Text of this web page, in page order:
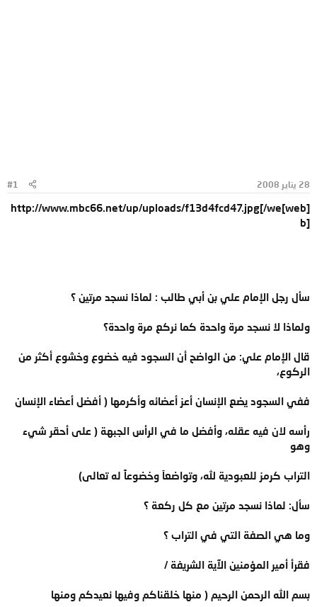
28 يناير 2008 #1
[web]http://www.mbc66.net/up/uploads/f13d4fcd47.jpg[/we
b]
سأل رجل الإمام علي بن أبي طالب : لماذا نسجد مرتين ؟
ولماذا لا نسجد مرة واحدة كما نركع مرة واحدة؟
قال الإمام علي: من الواضح أن السجود فيه خضوع وخشوع أكثر من
الركوع،
ففي السجود يضع الإنسان أعز أعضائه وأكرمها ( أفضل أعضاء الإنسان
رأسه لان فيه عقله، وأفضل ما في الرأس الجبهة ( على أحقر شيء
وهو
التراب كرمز للعبودية لله، وتواضعاَ وخضوعاً له تعالى)
سأل: لماذا نسجد مرتين مع كل ركعة ؟
وما هي الصفة التي في التراب ؟
فقرأ أمير المؤمنين الآية الشريفة /
بسم الله الرحمن الرحيم ( منها خلقناكم وفيها نعيدكم ومنها